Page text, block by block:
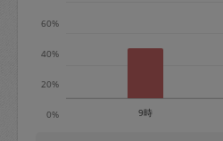
0%
20%
40%
60%
9時